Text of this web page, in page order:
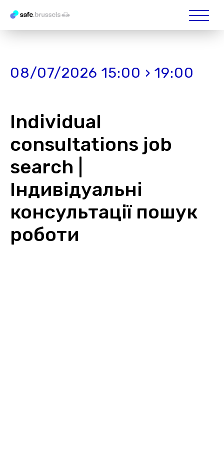
08/07/2026 15:00 › 19:00
Individual
consultations job
search |
Індивідуальні
консультації пошук
роботи